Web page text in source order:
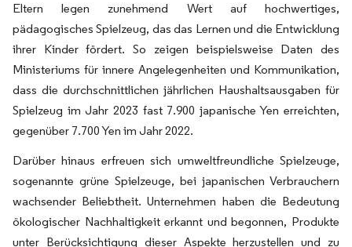
Eltern legen zunehmend Wert auf hochwertiges,
pädagogisches Spielzeug, das das Lernen und die Entwicklung
ihrer Kinder fördert. So zeigen beispielsweise Daten des
Ministeriums für innere Angelegenheiten und Kommunikation,
dass die durchschnittlichen jährlichen Haushaltsausgaben für
Spielzeug im Jahr 2023 fast 7.900 japanische Yen erreichten,
gegenüber 7.700 Yen im Jahr 2022.
Darüber hinaus erfreuen sich umweltfreundliche Spielzeuge,
sogenannte grüne Spielzeuge, bei japanischen Verbrauchern
wachsender Beliebtheit. Unternehmen haben die Bedeutung
ökologischer Nachhaltigkeit erkannt und begonnen, Produkte
unter Berücksichtigung dieser Aspekte herzustellen und zu